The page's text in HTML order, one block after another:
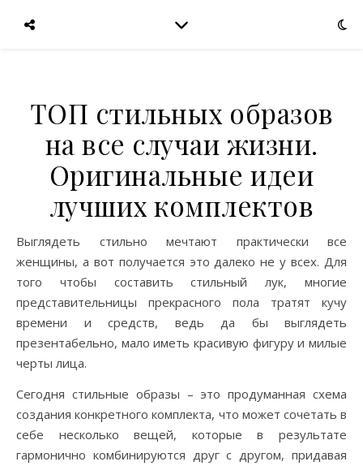
ТОП стильных образов
на все случаи жизни.
Оригинальные идеи
лучших комплектов
Выглядеть стильно мечтают практически все
женщины, а вот получается это далеко не у всех. Для
того чтобы составить стильный лук, многие
представительницы прекрасного пола тратят кучу
времени и средств, ведь да бы выглядеть
презентабельно, мало иметь красивую фигуру и милые
черты лица.
Сегодня стильные образы – это продуманная схема
создания конкретного комплекта, что может сочетать в
себе несколько вещей, которые в результате
гармонично комбинируются друг с другом, придавая